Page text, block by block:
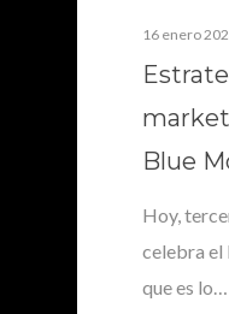
16 enero
Blue
Hoy,
celebra el
que es lo…